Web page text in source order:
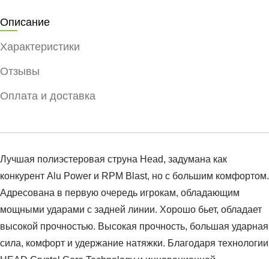
Описание
Характеристики
Отзывы
Оплата и доставка
Лучшая полиэстеровая струна Head, задумана как
конкурент Alu Power и RPM Blast, но с большим комфортом.
Адресована в первую очередь игрокам, обладающим
мощными ударами с задней линии. Хорошо бьет, обладает
высокой прочностью. Высокая прочность, большая ударная
сила, комфорт и удержание натяжки. Благодаря технологии